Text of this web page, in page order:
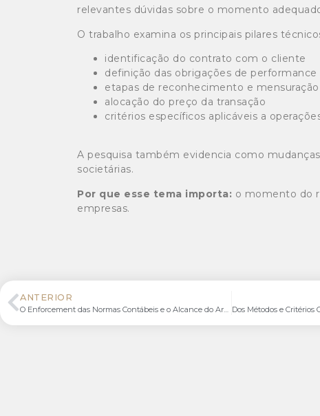
relevantes dúvidas sobre o momento
O trabalho examina os principais pilares
identificação do contrato com o cliente
definição das obrigações de performance
etapas de reconhecimento e
alocação do preço da transação
critérios específicos aplicáveis a
A pesquisa também evidencia como
societárias.
Por que esse tema importa: o momento do
empresas.
ANTERIOR
O Enforcement das Normas Contábeis e o Alcance do Artigo 58 da Lei nº 12.973/2014